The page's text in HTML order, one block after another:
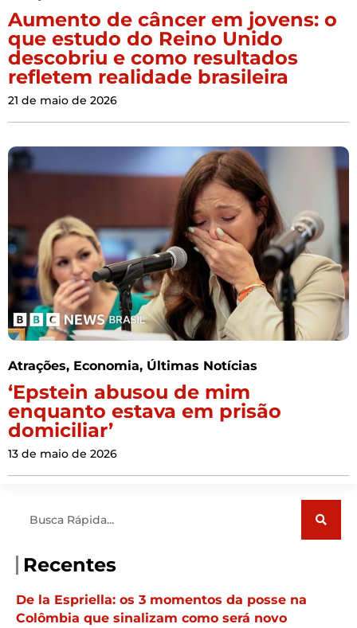
Aumento de câncer em jovens: o
que estudo do Reino Unido
descobriu e como resultados
refletem realidade brasileira
21 de maio de 2026
Atrações, Economia, Últimas Notícias
‘Epstein abusou de mim
enquanto estava em prisão
domiciliar’
13 de maio de 2026
Recentes
De la Espriella: os 3 momentos da posse na
Colômbia que sinalizam como será novo